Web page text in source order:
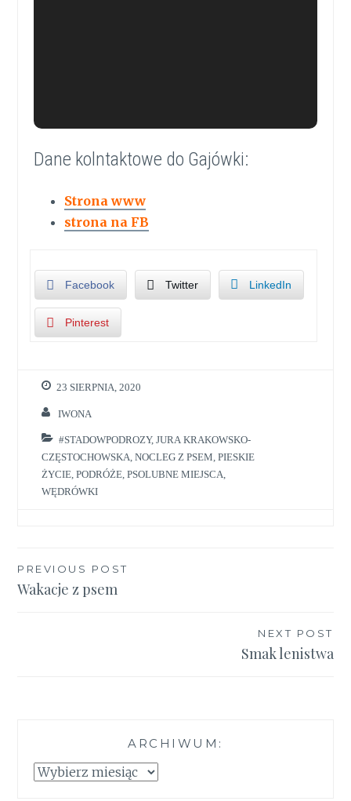
Dane kolntaktowe do Gajówki:
Strona www
strona na FB
Facebook Twitter LinkedIn
Pinterest
23 SIERPNIA, 2020
IWONA
#STADOWPODROZY,JURA KRAKOWSKO-
CZĘSTOCHOWSKA ,NOCLEG Z PSEM ,PIESKIE
ŻYCIE ,PODRÓŻE ,PSOLUBNE MIEJSCA
WĘDRÓWKI
Nawigacja
wpisu
PREVIOUS POST
Wakacje z psem
NEXT POST
Smak lenistwa
ARCHIWUM:
Archiwum: